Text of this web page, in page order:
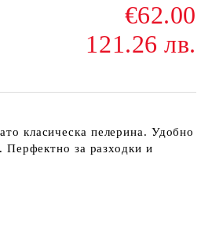
€62.00
121.26 лв.
класическа пелерина. Удобно
Перфектно за разходки и